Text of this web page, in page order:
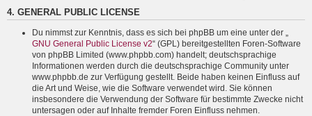
4. GENERAL PUBLIC LICENSE
Du nimmst zur Kenntnis, dass es sich bei phpBB um eine unter der „
GNU General Public License v2“ (GPL) bereitgestellten Foren-Software
von phpBB Limited (www.phpbb.com) handelt; deutschsprachige
Informationen werden durch die deutschsprachige Community unter
www.phpbb.de zur Verfügung gestellt. Beide haben keinen Einfluss auf
die Art und Weise, wie die Software verwendet wird. Sie können
insbesondere die Verwendung der Software für bestimmte Zwecke nicht
untersagen oder auf Inhalte fremder Foren Einfluss nehmen.